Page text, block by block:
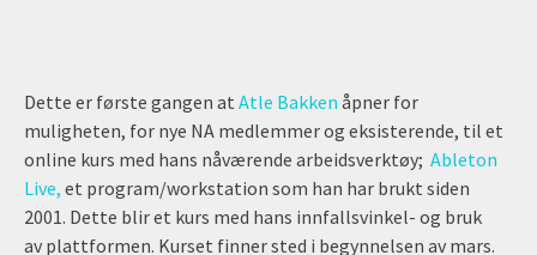
Dette er første gangen at Atle Bakken åpner for
muligheten, for nye NA medlemmer og eksisterende, til et
online kurs med hans nåværende arbeidsverktøy; Ableton
Live, et program/workstation som han har brukt siden
2001. Dette blir et kurs med hans innfallsvinkel- og bruk
av plattformen. Kurset finner sted i begynnelsen av mars.